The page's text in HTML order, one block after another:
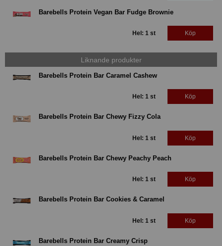
Barebells Protein Vegan Bar Fudge Brownie
Hel: 1 st Köp
Liknande produkter
Barebells Protein Bar Caramel Cashew
Hel: 1 st Köp
Barebells Protein Bar Chewy Fizzy Cola
Hel: 1 st Köp
Barebells Protein Bar Chewy Peachy Peach
Hel: 1 st Köp
Barebells Protein Bar Cookies & Caramel
Hel: 1 st Köp
Barebells Protein Bar Creamy Crisp